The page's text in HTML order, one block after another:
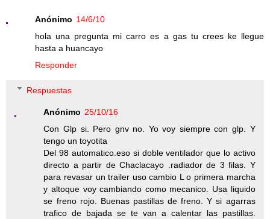
Anónimo 14/6/10
hola una pregunta mi carro es a gas tu crees ke llegue
hasta a huancayo
Responder
Respuestas
Anónimo 25/10/16
Con Glp si. Pero gnv no. Yo voy siempre con glp. Y
tengo un toyotita
Del 98 automatico.eso si doble ventilador que lo activo
directo a partir de Chaclacayo .radiador de 3 filas. Y
para revasar un trailer uso cambio L o primera marcha
y altoque voy cambiando como mecanico. Usa liquido
se freno rojo. Buenas pastillas de freno. Y si agarras
trafico de bajada se te van a calentar las pastillas.